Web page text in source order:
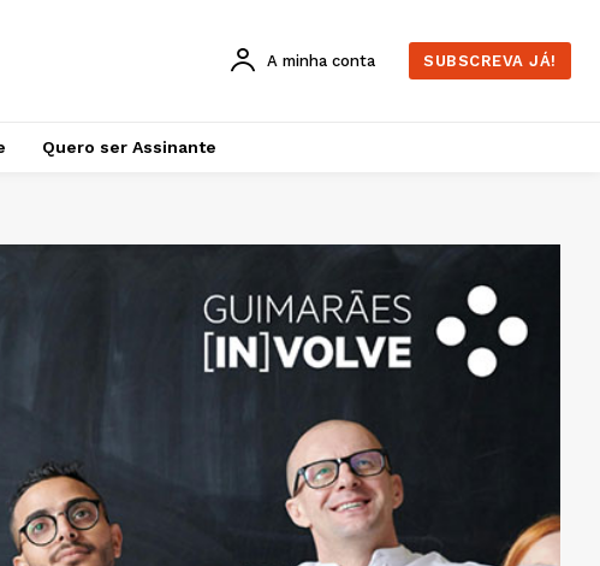
A minha conta SUBSCREVA JÁ!
Quero ser Assinante